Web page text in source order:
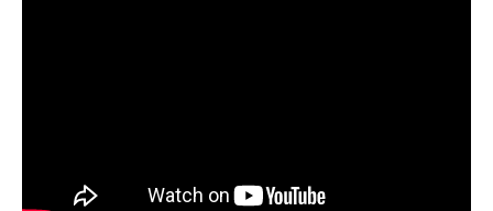
Gazebo